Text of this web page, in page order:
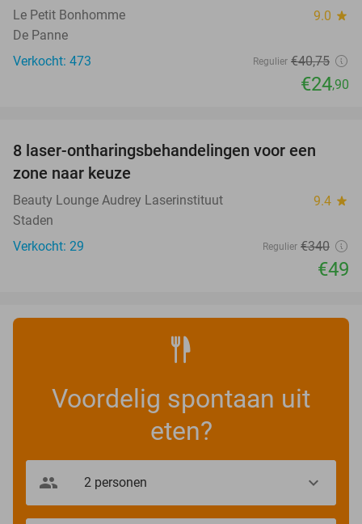
Le Petit Bonhomme 9.0 star
De Panne
Verkocht: 473
Regulier €40,75
€24,90
86%
8 laser-ontharingsbehandelingen voor een
zone naar keuze
Beauty Lounge Audrey Laserinstituut 9.4 star
Staden
Verkocht: 29
Regulier €340
€49
Voordelig spontaan uit
eten?